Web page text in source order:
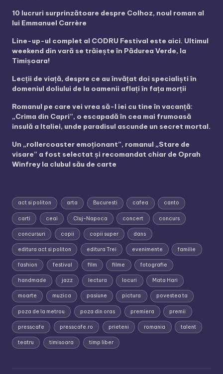
10 lucruri surprinzătoare despre Colhoz, noul roman al
lui Emmanuel Carrère
Line-up-ul complet al CODRU Festival este aici. Ultimul
weekend din vară se trăiește în Pădurea Verde, la
Timișoara!
Lecții de viață, despre ce au învățat doi specialiști în
domeniul doliului de la oamenii aflați în fața morții
Romanul pe care vei vrea să-l iei cu tine în vacanță:
„Crima din Capri”, o escapadă în cea mai frumoasă
insulă a Italiei, unde paradisul ascunde un secret mortal.
Un „rollercoaster emoționant”, romanul „Stare de
visare” a fost selectat și recomandat chiar de Oprah
Winfrey la clubul său de carte
act si politon arta Bucuresti cafea canto
carti ceai Cluj-Napoca concert concurs
concursuri copii copii super dans
editura act si politon editura Trei evenimente familie
fashion festival film filme fotografie
handmade jazz lectura locuri Mata Hari
moarte muzica pasiune pictura povestea ta
poza de la metrou poza din oras premiera premii
presscafe presscafe.ro prieteni romania talent
teatru timisoara timp liber